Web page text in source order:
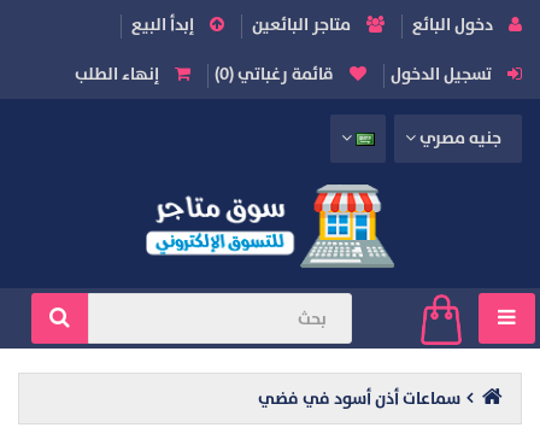
دخول البائع متاجر البائعين
إبدأ البيع
تسجيل الدخول
قائمة رغباتي (0) إنهاء الطلب
جنيه مصري
سماعات أذن أسود في فضي